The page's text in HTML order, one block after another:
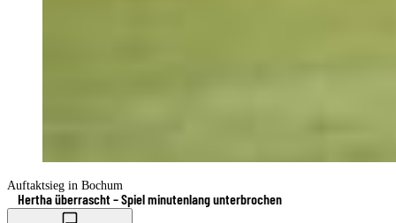
Auftaktsieg in Bochum
Hertha überrascht – Spiel minutenlang unterbrochen